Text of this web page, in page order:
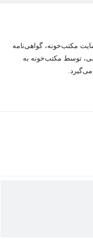
مکتب‌خونه، گواهی‌نامه
توسط مکتب‌خونه به